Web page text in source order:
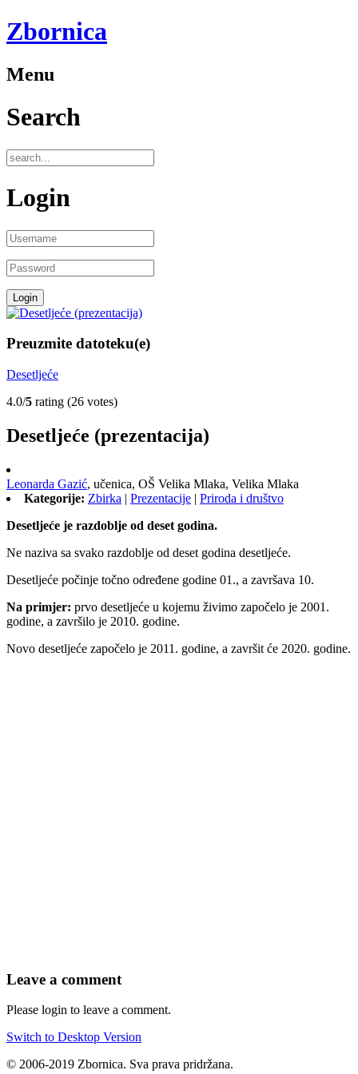
Zbornica
Menu
Search
Login
Preuzmite datoteku(e)
Desetljeće
4.0/5 rating (26 votes)
Desetljeće (prezentacija)
Leonarda Gazić, učenica, OŠ Velika Mlaka, Velika Mlaka
Kategorije: Zbirka | Prezentacije | Priroda i društvo
Desetljeće je razdoblje od deset godina.
Ne naziva sa svako razdoblje od deset godina desetljeće.
Desetljeće počinje točno određene godine 01., a završava 10.
Na primjer: prvo desetljeće u kojemu živimo započelo je 2001.
godine, a završilo je 2010. godine.
Novo desetljeće započelo je 2011. godine, a završit će 2020. godine.
Leave a comment
Please login to leave a comment.
Switch to Desktop Version
© 2006-2019 Zbornica. Sva prava pridržana.